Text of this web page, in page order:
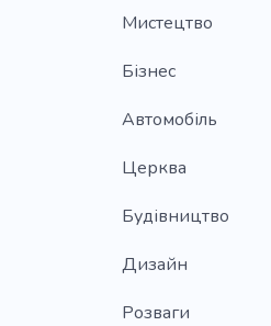
Мистецтво
Бізнес
Автомобіль
Церква
Будівництво
Дизайн
Розваги